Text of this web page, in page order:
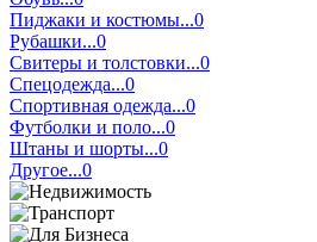
Пиджаки и костюмы...0
Рубашки...0
Свитеры и толстовки...0
Спецодежда...0
Спортивная одежда...0
Футболки и поло...0
Штаны и шорты...0
Другое...0